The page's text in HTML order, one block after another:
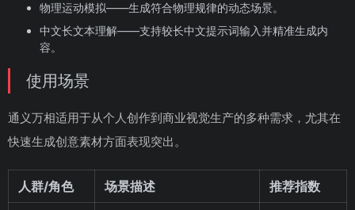
物理运动模拟——生成符合物理规律的动态场景。
中文长文本理解——支持较长中文提示词输入并精准生成内
容。
使用场景
通义万相适用于从个人创作到商业视觉生产的多种需求，尤其在
快速生成创意素材方面表现突出。
人群/角色 场景描述 推荐指数